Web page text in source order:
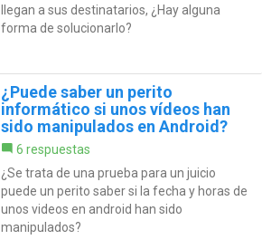
llegan a sus destinatarios, ¿Hay alguna
forma de solucionarlo?
¿Puede saber un perito
informático si unos vídeos han
sido manipulados en Android?
6 respuestas
¿Se trata de una prueba para un juicio
puede un perito saber si la fecha y horas de
unos videos en android han sido
manipulados?